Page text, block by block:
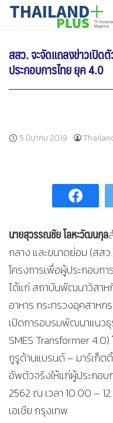
SkipTHAILANDPLUS NEWS
สสว. จะจัดแถลงข่าวเปิด
ประกอบการไทย ยุค 4.0
5 มีนาคม 2019
นายสุวรรณชัย โลหะวัฒนกุล
กลาง และขนาดย่อม (สส
โครงการเพื่อผู้ประกอบก
ได้แก่ สถาบันพัฒนาวิสาห
อาหาร กระทรวงอุคสาหก
เปิดการอบรมพัฒนาแนวธุ
SMES Transformer
กูรูด้านแบรนด์ – มาร์เก็
อัพตัวจริงให้แก่ผู้ประกอบ
2562 ณ เวลา 10.00 –
เอเชีย กรุงเทพ